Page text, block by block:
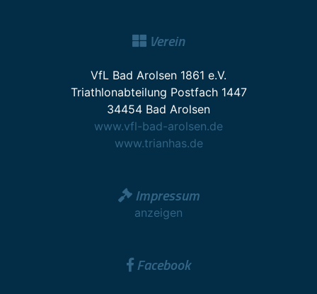
Verein
VfL Bad Arolsen 1861 e.V.
Triathlonabteilung Postfach 1447
34454 Bad Arolsen
www.vfl-bad-arolsen.de
www.trianhas.de
Impressum
anzeigen
Facebook